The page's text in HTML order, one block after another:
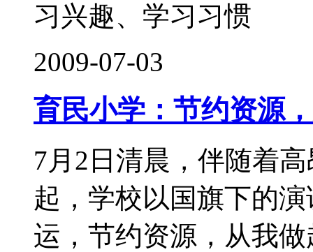
习兴趣、学习习惯
2009-07-03
育民小学：节约资源
7月2日清晨，伴随着
起，学校以国旗下的
运，节约资源，从我